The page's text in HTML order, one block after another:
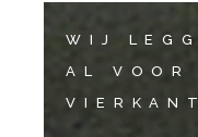
WIJ
AL VOOR